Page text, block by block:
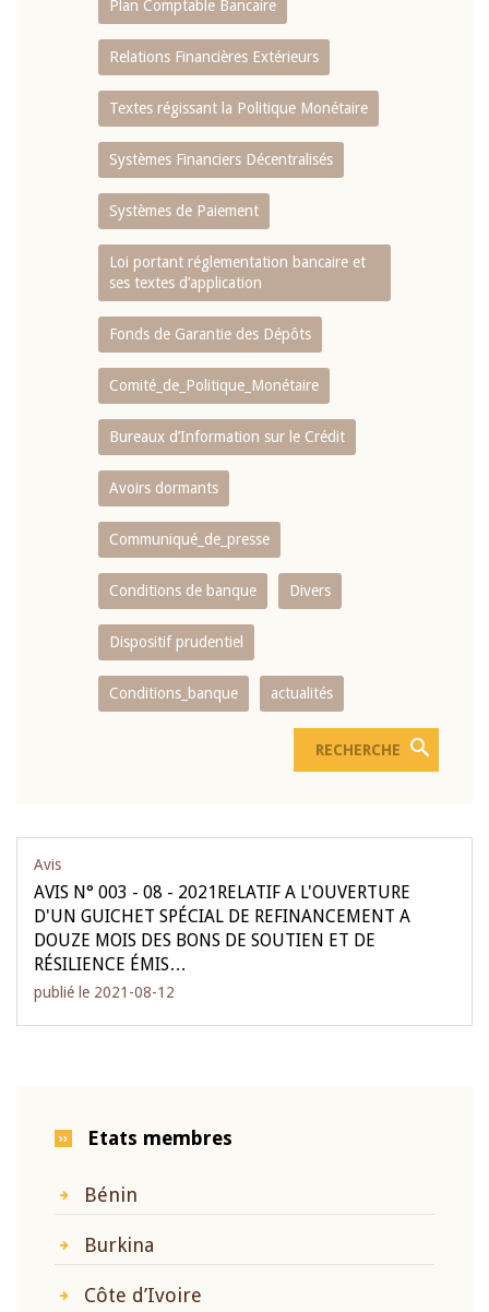
Plan Comptable Bancaire
Relations Financières Extérieurs
Textes régissant la Politique Monétaire
Systèmes Financiers Décentralisés
Systèmes de Paiement
Loi portant réglementation bancaire et
ses textes d’application
Fonds de Garantie des Dépôts
Comité_de_Politique_Monétaire
Bureaux d’Information sur le Crédit
Avoirs dormants
Communiqué_de_presse
Conditions de banque Divers
Dispositif prudentiel
Conditions_banque actualités
Avis
AVIS N° 003 - 08 - 2021RELATIF A L'OUVERTURE
D'UN GUICHET SPÉCIAL DE REFINANCEMENT A
DOUZE MOIS DES BONS DE SOUTIEN ET DE
RÉSILIENCE ÉMIS…
publié le 2021-08-12
Etats membres
Bénin
Burkina
Côte d’Ivoire